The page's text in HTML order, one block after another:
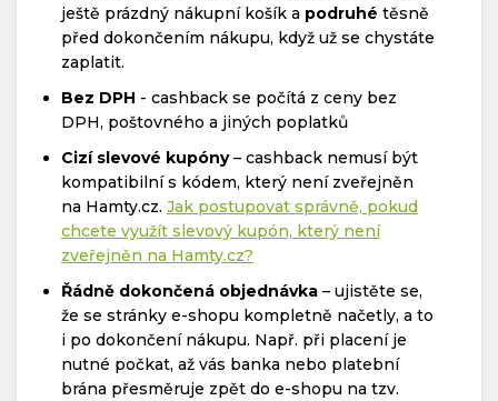
ještě prázdný nákupní košík a podruhé těsně
před dokončením nákupu, když už se chystáte
zaplatit.
Bez DPH - cashback se počítá z ceny bez
DPH, poštovného a jiných poplatků
Cizí slevové kupóny– cashback nemusí být
kompatibilní s kódem, který není zveřejněn
na Hamty.cz. Jak postupovat správně, pokud
chcete využít slevový kupón, který není
zveřejněn na Hamty.cz?
Řádně dokončená objednávka – ujistěte se,
že se stránky e-shopu kompletně načetly, a to
i po dokončení nákupu. Např. při placení je
nutné počkat, až vás banka nebo platební
brána přesměruje zpět do e-shopu na tzv.